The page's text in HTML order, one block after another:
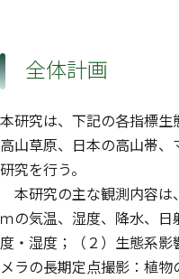
全体計画
本研究は、下記の各指標
高山草原、日本の高山帯
研究を行う。
本研究の主な観測内容は
ｍの気温、湿度、降水、
度・湿度；（２）生態系
メラの長期定点撮影：植